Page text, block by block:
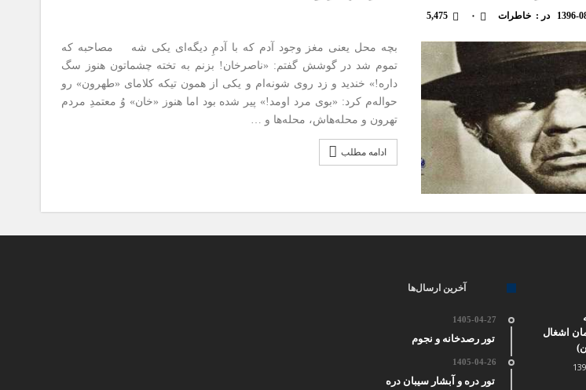
1396- در : خاطرات ۰ 5,475
بچه محل یعنی مغز وجود آدم که با آدمِ دیگه‌ای یکی شه مصاحبه که
تموم شد در گوشش گفتم: «ناصرخان! بزنم به تخته چشماتون هنوز سگ
داره!» خندید و زد روی شونه‌ام و یکی از همون تیکه کلامای «طهرون» رو
حواله‌م کرد: «بوی مرد اومد!» پیر شده بود اما هنوز «خان» وُ معتمدِ مردم
تهرون و محله‌هاش، محله‌ها و …
ادامه مطلب
اشغال
آخرین ارسال‌ها
1405-04-27
تور رصدخانه و نجوم
1405-04-26
تور دره و آبشار سیبان دره